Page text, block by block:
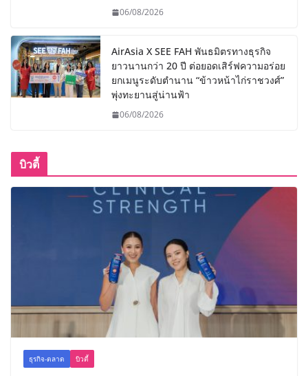
06/08/2026
AirAsia X SEE FAH พันธมิตรทางธุรกิจ
ยาวนานกว่า 20 ปี ต่อยอดเสิร์ฟความอร่อย
ยกเมนูระดับตำนาน “ข้าวหน้าไก่ราชวงศ์”
พุ่งทะยานสู่น่านฟ้า
06/08/2026
บิวตี้
ธุรกิจ-ตลาด บิวตี้